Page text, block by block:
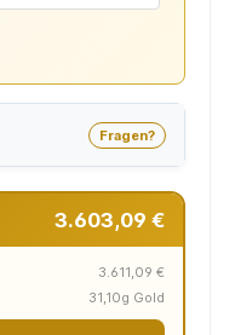
Fragen?
3.603,09 €
3.611,09 €
31,10g Gold